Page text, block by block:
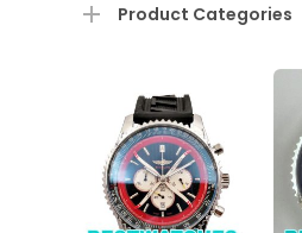
Product Categories